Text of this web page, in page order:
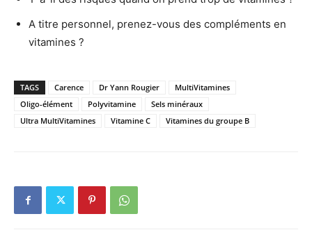
A titre personnel, prenez-vous des compléments en
vitamines ?
TAGS Carence Dr Yann Rougier
MultiVitamines
Oligo-élément
Polyvitamine
Sels minéraux
Ultra MultiVitamines
Vitamine C Vitamines du groupe B